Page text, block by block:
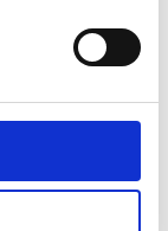
500
- -